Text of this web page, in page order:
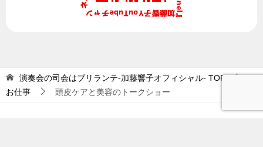
演奏会の司会はブリランテ-加藤響子オフィシャル- TOP
お仕事
頭皮ケアと美容のトークショー